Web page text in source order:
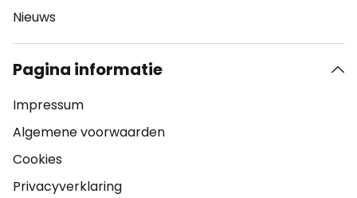
Nieuws
Pagina informatie
Impressum
Algemene voorwaarden
Cookies
Privacyverklaring